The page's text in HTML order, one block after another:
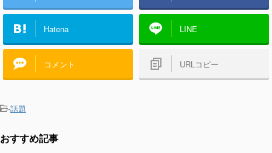
Hatena LINE
コメント URLコピー
-話題
おすすめ記事